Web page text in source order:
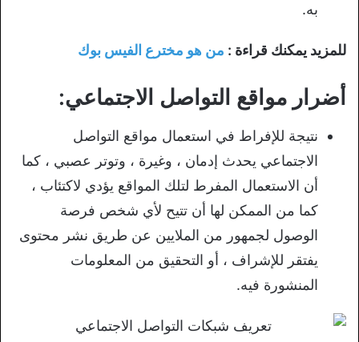
به.
للمزيد يمكنك قراءة : من هو مخترع الفيس بوك
أضرار مواقع التواصل الاجتماعي:
نتيجة للإفراط في استعمال مواقع التواصل
الاجتماعي يحدث إدمان ، وغيرة ، وتوتر عصبي ، كما
أن الاستعمال المفرط لتلك المواقع يؤدي لاكتئاب ،
كما من الممكن لها أن تتيح لأي شخص فرصة
الوصول لجمهور من الملايين عن طريق نشر محتوى
يفتقر للإشراف ، أو التحقيق من المعلومات
المنشورة فيه.